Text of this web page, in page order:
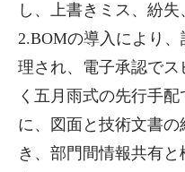
し、上書きミス、紛
2.BOMの導入により
理され、電子承認で
く五月雨式の先行手
に、図面と技術文書
き、部門間情報共有